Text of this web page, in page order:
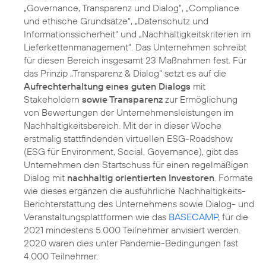
„Governance, Transparenz und Dialog“, „Compliance
und ethische Grundsätze“, „Datenschutz und
Informationssicherheit“ und „Nachhaltigkeitskriterien im
Lieferkettenmanagement“. Das Unternehmen schreibt
für diesen Bereich insgesamt 23 Maßnahmen fest. Für
das Prinzip „Transparenz & Dialog“ setzt es auf die
Aufrechterhaltung eines guten Dialogs mit
Stakeholdern sowie Transparenz zur Ermöglichung
von Bewertungen der Unternehmensleistungen im
Nachhaltigkeitsbereich. Mit der in dieser Woche
erstmalig stattfindenden virtuellen ESG-Roadshow
(ESG für Environment, Social, Governance), gibt das
Unternehmen den Startschuss für einen regelmäßigen
Dialog mit nachhaltig orientierten Investoren. Formate
wie dieses ergänzen die ausführliche Nachhaltigkeits-
Berichterstattung des Unternehmens sowie Dialog- und
Veranstaltungsplattformen wie das BASECAMP, für die
2021 mindestens 5.000 Teilnehmer anvisiert werden.
2020 waren dies unter Pandemie-Bedingungen fast
4.000 Teilnehmer.